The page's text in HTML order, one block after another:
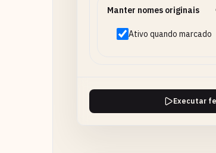
Manter nomes originais
Ativo quando marcado
Executar